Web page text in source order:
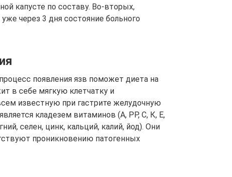
капусте по составу. Во-вторых,
через 3 дня состояние больного
появления язв поможет диета на
в себе мягкую клетчатку и
известную при гастрите желудочную
кладезем витаминов (А, РР, С, К, Е,
селен, цинк, кальций, калий, йод). Они
проникновению патогенных